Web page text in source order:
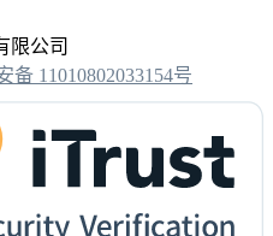
限公司
备 11010802033154号